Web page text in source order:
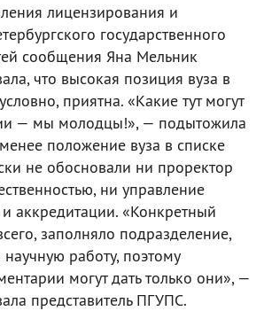
лицензирования и
государственного
сообщения Яна Мельник
что высокая позиция вуза в
приятна. «Какие тут могут
— мы молодцы!», — подытожила
положение вуза в списке
не обосновали ни проректор
ни управление
аккредитации. «Конкретный
заполняло подразделение,
научную работу, поэтому
могут дать только они», —
представитель ПГУПС.